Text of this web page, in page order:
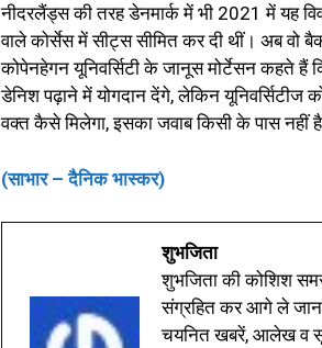
नीदरलैंड्स की तरह डेनमार्क में भी 2021 में यह
वाले कोर्सेस में सीट्स सीमित कर दी थीं। अब वो
कोपेनहेगन यूनिवर्सिटी के जानूस मोर्टेसन कहते हैं
डेनिश पढ़ाने में योगदान देंगे, लेकिन यूनिवर्सिटीज
वक्त कैसे मिलेगा, इसका जवाब किसी के पास नहीं
(साभार – दैनिक भास्कर)
शुभजिता
शुभजिता की कोशिश
संग्रहित कर आगे ले
चयनित खबरें, आलेख व